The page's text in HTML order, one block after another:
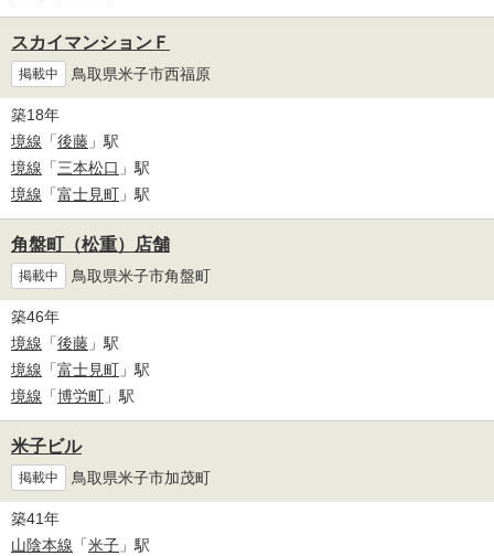
スカイマンションＦ
掲載中 鳥取県米子市西福原
築18年
境線 「後藤 」駅
境線 「三本松口 」駅
境線 「富士見町 」駅
角盤町（松重）店舗
掲載中 鳥取県米子市角盤町
築46年
境線 「後藤 」駅
境線 「富士見町 」駅
境線 「博労町 」駅
米子ビル
掲載中 鳥取県米子市加茂町
築41年
山陰本線 「米子 」駅